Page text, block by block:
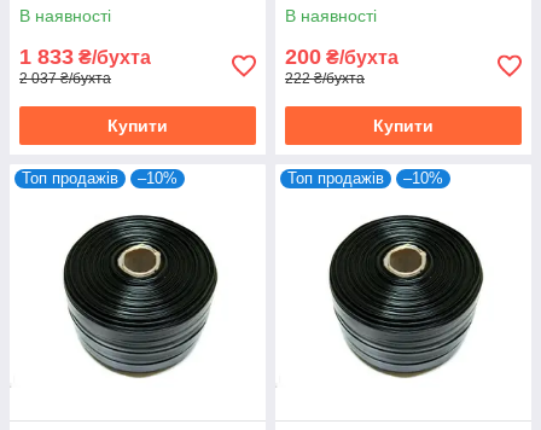
В наявності
1 833 ₴/бухта
2 037 ₴/бухта
Купити
В наявності
200 ₴/бухта
222 ₴/бухта
Купити
Топ продажів –10% Топ продажів –10%